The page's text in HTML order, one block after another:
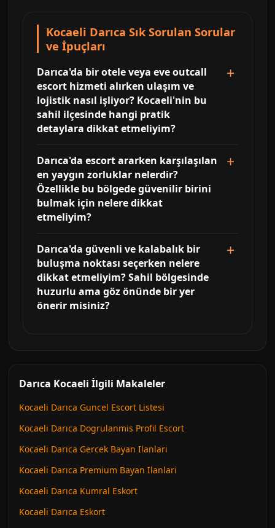
Kocaeli Darıca Sık Sorulan Sorular
ve İpuçları
Darıca'da bir otele veya eve outcall
escort hizmeti alırken ulaşım ve
lojistik nasıl işliyor? Kocaeli'nin bu
sahil ilçesinde hangi pratik
detaylara dikkat etmeliyim?
Darıca'da escort ararken karşılaşılan
en yaygın zorluklar nelerdir?
Özellikle bu bölgede güvenilir birini
bulmak için nelere dikkat
etmeliyim?
Darıca'da güvenli ve kalabalık bir
buluşma noktası seçerken nelere
dikkat etmeliyim? Sahil bölgesinde
huzurlu ama göz önünde bir yer
önerir misiniz?
Darıca Kocaeli İlgili Makaleler
Kocaeli Darıca Guncel Escort Listesi
Kocaeli Darıca Dogrulanmis Profil Escort
Kocaeli Darıca Gercek Bayan Ilanlari
Kocaeli Darıca Premium Bayan Ilanlari
Kocaeli Darıca Kumral Eskort
Kocaeli Darıca Eskort